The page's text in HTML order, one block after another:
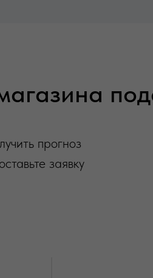
прогноз
заявку